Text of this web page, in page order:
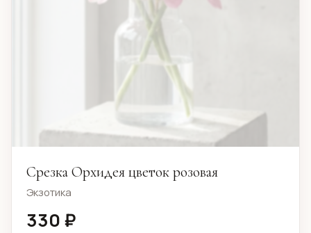
Срезка Орхидея цветок розовая
Экзотика
330 ₽